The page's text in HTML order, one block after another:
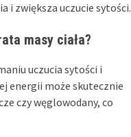
i zwiększa uczucie sytości.
masy ciała?
uczucia sytości i
energii może skutecznie
czy węglowodany, co